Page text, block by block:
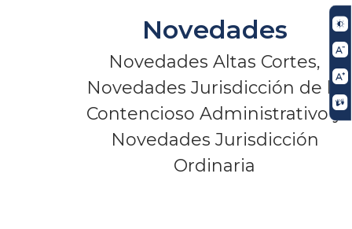
Novedades
Novedades Altas Cortes,
Novedades Jurisdicción de lo
Contencioso Administrativo y
Novedades Jurisdicción
Ordinaria